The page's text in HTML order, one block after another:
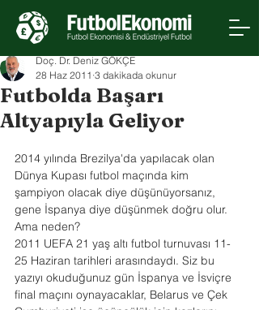
Futbolda Başarı
Altyapıyla Geliyor
Doç. Dr. Deniz GÖKÇE
28 Haz 2011 3 dakikada okunur
2014 yılında Brezilya'da yapılacak olan
Dünya Kupası futbol maçında kim
şampiyon olacak diye düşünüyorsanız,
gene İspanya diye düşünmek doğru olur.
Ama neden?
2011 UEFA 21 yaş altı futbol turnuvası 11-
25 Haziran tarihleri arasındaydı. Siz bu
yazıyı okuduğunuz gün İspanya ve İsviçre
final maçını oynayacaklar, Belarus ve Çek